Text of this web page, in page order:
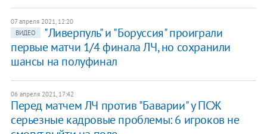
07 апреля 2021, 12:20
ВИДЕО
"Ливерпуль" и "Боруссия" проиграли
первые матчи 1/4 финала ЛЧ, но сохранили
шансы на полуфинал
06 апреля 2021, 17:42
Перед матчем ЛЧ против "Баварии" у ПСЖ
серьезные кадровые проблемы: 6 игроков не